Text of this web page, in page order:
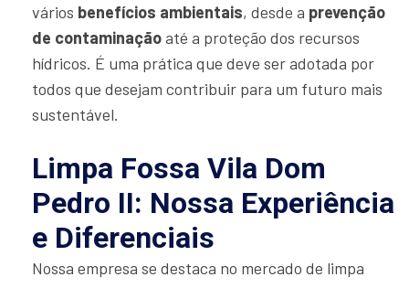
vários benefícios ambientais, desde a prevenção
de contaminaçãoaté a proteção dos recursos
hídricos. É uma prática que deve ser adotada por
todos que desejam contribuir para um futuro mais
sustentável.
Limpa Fossa Vila Dom
Pedro II: Nossa Experiência
e Diferenciais
Nossa empresa se destaca no mercado de limpa